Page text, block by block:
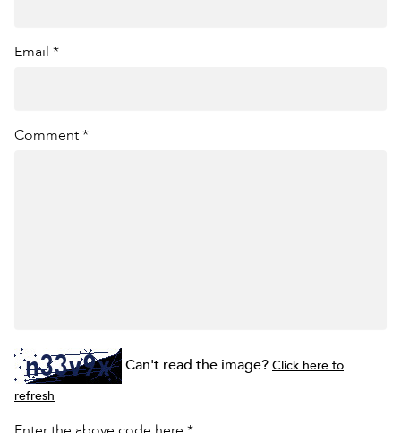
Email *
Comment *
Can't read the image?Click here to
refresh